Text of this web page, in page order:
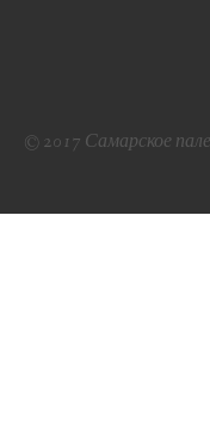
© 2017 Самарское